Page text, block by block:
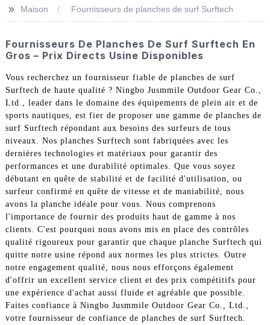
>> Maison Fournisseurs de planches de surf Surftech
Fournisseurs De Planches De Surf Surftech En
Gros – Prix Directs Usine Disponibles
Vous recherchez un fournisseur fiable de planches de surf
Surftech de haute qualité ? Ningbo Jusmmile Outdoor Gear Co.,
Ltd., leader dans le domaine des équipements de plein air et de
sports nautiques, est fier de proposer une gamme de planches de
surf Surftech répondant aux besoins des surfeurs de tous
niveaux. Nos planches Surftech sont fabriquées avec les
dernières technologies et matériaux pour garantir des
performances et une durabilité optimales. Que vous soyez
débutant en quête de stabilité et de facilité d'utilisation, ou
surfeur confirmé en quête de vitesse et de maniabilité, nous
avons la planche idéale pour vous. Nous comprenons
l'importance de fournir des produits haut de gamme à nos
clients. C'est pourquoi nous avons mis en place des contrôles
qualité rigoureux pour garantir que chaque planche Surftech qui
quitte notre usine répond aux normes les plus strictes. Outre
notre engagement qualité, nous nous efforçons également
d'offrir un excellent service client et des prix compétitifs pour
une expérience d'achat aussi fluide et agréable que possible.
Faites confiance à Ningbo Jusmmile Outdoor Gear Co., Ltd.,
votre fournisseur de confiance de planches de surf Surftech.